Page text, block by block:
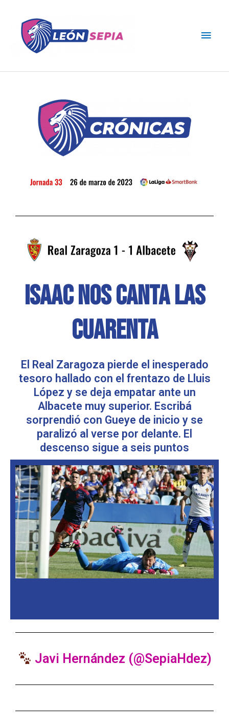
ISAAC NOS CANTA LAS
CUARENTA
El Real Zaragoza pierde el inesperado
tesoro hallado con el frentazo de Lluis
López y se deja empatar ante un
Albacete muy superior. Escribá
sorprendió con Gueye de inicio y se
paralizó al verse por delante. El
descenso sigue a seis puntos
Javi Hernández (@SepiaHdez)